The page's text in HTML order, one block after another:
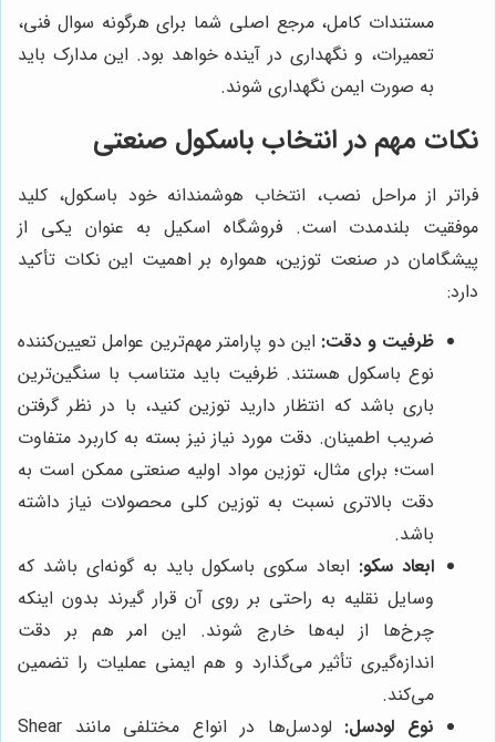
مستندات کامل، مرجع اصلی شما برای هرگونه سوال فنی،
تعمیرات، و نگهداری در آینده خواهد بود. این مدارک باید
به صورت ایمن نگهداری شوند.
نکات مهم در انتخاب باسکول صنعتی
فراتر از مراحل نصب، انتخاب هوشمندانه خود باسکول، کلید
موفقیت بلندمدت است. فروشگاه اسکیل به عنوان یکی از
پیشگامان در صنعت توزین، همواره بر اهمیت این نکات تأکید
دارد:
ظرفیت و دقت: این دو پارامتر مهم‌ترین عوامل تعیین‌کننده
نوع باسکول هستند. ظرفیت باید متناسب با سنگین‌ترین
باری باشد که انتظار دارید توزین کنید، با در نظر گرفتن
ضریب اطمینان. دقت مورد نیاز نیز بسته به کاربرد متفاوت
است؛ برای مثال، توزین مواد اولیه صنعتی ممکن است به
دقت بالاتری نسبت به توزین کلی محصولات نیاز داشته
باشد.
ابعاد سکو: ابعاد سکوی باسکول باید به گونه‌ای باشد که
وسایل نقلیه به راحتی بر روی آن قرار گیرند بدون اینکه
چرخ‌ها از لبه‌ها خارج شوند. این امر هم بر دقت
اندازه‌گیری تأثیر می‌گذارد و هم ایمنی عملیات را تضمین
می‌کند.
نوع لودسل:
لودسل‌ها در انواع مختلفی مانند Shear